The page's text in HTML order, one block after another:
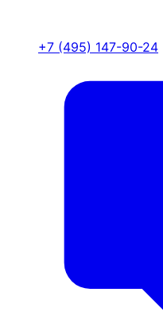
+7 (495) 147-90-24